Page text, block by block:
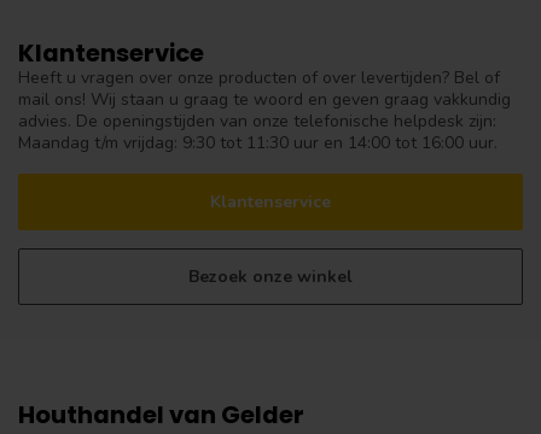
Klantenservice
Heeft u vragen over onze producten of over levertijden? Bel of
mail ons! Wij staan u graag te woord en geven graag vakkundig
advies. De openingstijden van onze telefonische helpdesk zijn:
Maandag t/m vrijdag: 9:30 tot 11:30 uur en 14:00 tot 16:00 uur.
Klantenservice
Bezoek onze winkel
Houthandel van Gelder